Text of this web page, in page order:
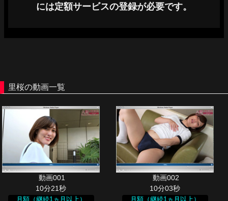
には定額サービスの登録が必要です。
里桜の動画一覧
10分21秒
月額（継続1ヵ月以上）
10分03秒
月額（継続1ヵ月以上）